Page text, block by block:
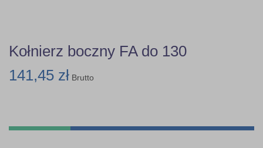
Kołnierz boczny FA do 130
141,45 zł Brutto